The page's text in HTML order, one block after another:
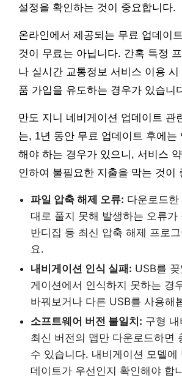
설정을 확인하는 것이 중요합니다.
온라인에서 제공되는 무료 업데이
것이 무료는 아닙니다. 간혹 특정
나 실시간 교통정보 서비스 이용
품 가입을 유도하는 경우가 있습니
만도 지니 네비게이션 업데이트 관
는, 1년 동안 무료 업데이트 후에는
해야 하는 경우가 있으니, 서비스
인하여 불필요한 지출을 막는 것이
파일 압축 해제 오류: 다운로드한
대로 풀지 못해 발생하는 오류가
반디집 등 최신 압축 해제 프로
요.
내비게이션 인식 실패: USB를
게이션에서 인식하지 못하는 경
바꿔보거나 다른 USB를 사용해
소프트웨어 버전 불일치: 구형
최신 버전의 맵만 다운로드하면
수 있습니다. 내비게이션 모델에
데이트가 우선인지 확인해야 합